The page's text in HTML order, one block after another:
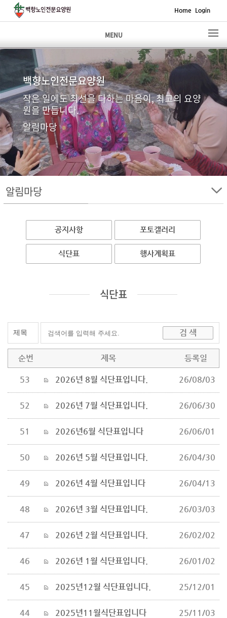
Home Login
MENU
백향노인전문요양원
작은 일에도 최선을 다하는 마음이, 최고의 요양
원을 만듭니다.
알림마당
알림마당
공지사항 포토갤러리
식단표 행사계획표
식단표
순번 제목 등록일
53 2026년 8월 식단표입니다. 26/08/03
52 2026년 7월 식단표입니다. 26/06/30
51 2026년6월 식단표입니다 26/06/01
50 2026년 5월 식단표입니다. 26/04/30
49 2026년 4월 식단표입니다 26/04/13
48 2026년 3월 식단표입니다. 26/03/03
47 2026년 2월 식단표입니다. 26/02/02
46 2026년 1월 식단표입니다. 26/01/02
45 2025년12월 식단표입니다. 25/12/01
44 2025년11월식단표입니다 25/11/03